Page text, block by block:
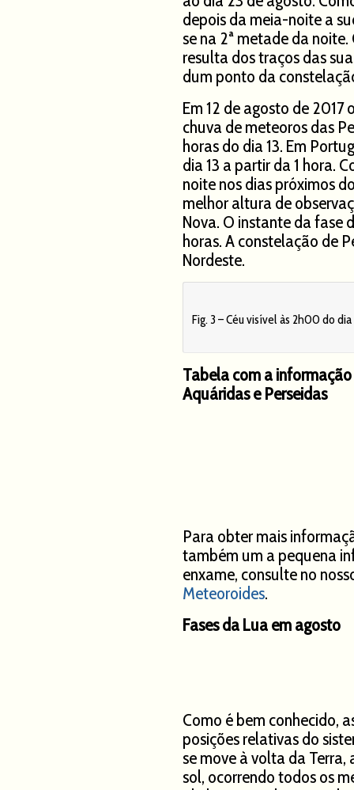
depois da meia-noite a
se na 2ª metade da
resulta dos traços das
dum ponto da
Em 12 de agosto de
chuva de meteoros das
horas do dia 13. Em
dia 13 a partir da 1 hora.
noite nos dias próximos
melhor altura de
Nova. O instante da fase
horas. A constelação de
Nordeste.
Fig. 3 – Céu visível às 2h00 do
Tabela com a
Aquáridas e Perseidas
Para obter mais
também um a pequena
enxame, consulte no
Meteoroides.
Fases da Lua em agosto
Como é bem conhecido,
posições relativas do
se move à volta da
sol, ocorrendo todos os